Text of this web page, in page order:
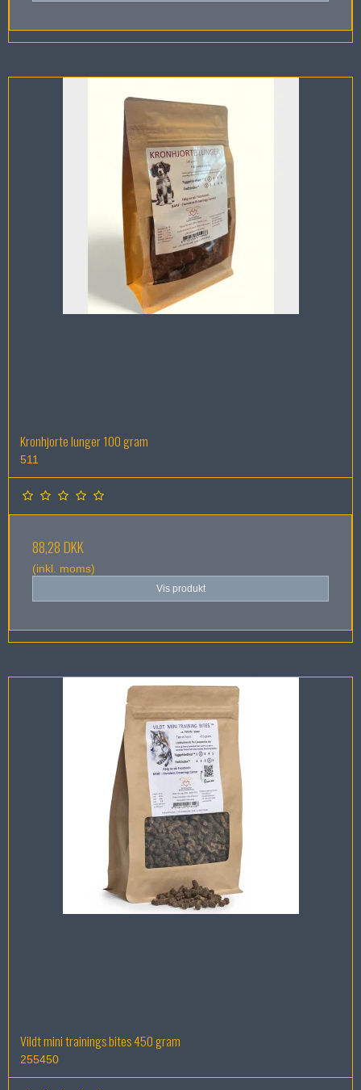
Kronhjorte lunger 100 gram
511
88,28 DKK
(inkl. moms)
Vis produkt
Vildt mini trainings bites 450 gram
255450